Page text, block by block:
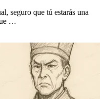
seguro que tú estarás una
…